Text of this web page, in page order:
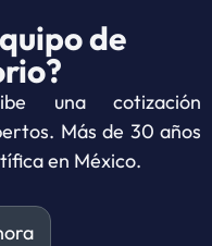
de
una cotización
Más de 30 años
en México.